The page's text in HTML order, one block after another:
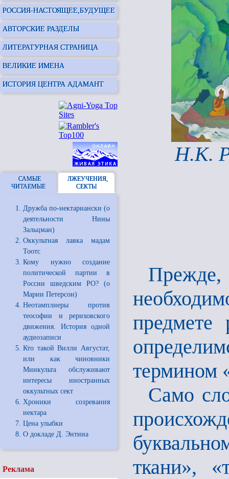
РОССИЯ-НАСТОЯЩЕЕ,БУДУЩЕЕ
АВТОРСКИЕ РАЗДЕЛЫ
ЛИТЕРАТУРНАЯ СТРАНИЦА
ВЕЛИКИЕ ИМЕНА
ИСТОРИЯ ЦЕНТРА АДАМАНТ
САМЫЕ
ЧИТАЕМЫЕ
ЛЖЕУЧЕНИЯ,
СЕКТЫ
Дружба по-нектариански (о
деятельности Нины
Зальцман)
Оккультная лавка мадам
Тоотс
Кому нужно создание
политической партии в
России шведским РО? (о
Марии Петерсон)
Неотамплиеры против
теософии и рериховского
движения. История одной
аудиозаписи
Кто такой Вилли Августат,
или как чиновники
Минкульта обслуживают
интересы иностранных
оккультных сект
Хроники созревания
нектара
Цена улыбки
О докладе Д. Энтина
Реклама
Н.К.
предмете
термином
Само
ткани»,